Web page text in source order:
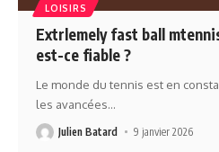
LOISIRS
Extrlemely fast ball
est-ce fiable ?
Le monde du tennis est en
les avancées…
Julien Batard 9 janvier 2026